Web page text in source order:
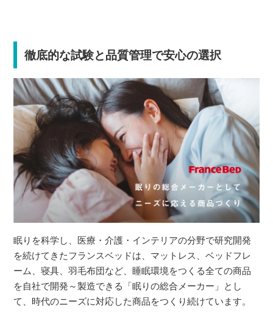
徹底的な試験と品質管理で安心の選択
眠りを科学し、医療・介護・インテリアの分野で研究開発
を続けてきたフランスベッドは、マットレス、ベッドフレ
ーム、寝具、羽毛布団など、睡眠環境をつくる全ての商品
を自社で開発～製造できる「眠りの総合メーカー」とし
て、時代のニーズに対応した商品をつくり続けています。